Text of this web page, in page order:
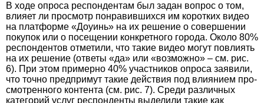
В ходе опроса респондентам был задан вопрос о том,
влияет ли просмотр понравившихся им коротких видео
на платформе «Доуинь» на их решение о совершении
покупок или о посещении конкретного города. Около 80%
респондентов отметили, что такие видео могут повлиять
на их решение (ответы «да» или «возможно» – см. рис.
6). При этом примерно 40% участников опроса заявили,
что точно предпримут такие действия под влиянием про­
смотренного контента (см. рис. 7). Среди различных
категорий услуг респонденты выделили такие как